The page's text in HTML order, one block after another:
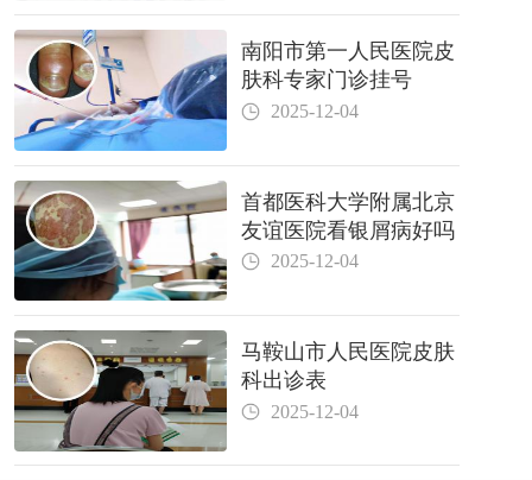
南阳市第一人民医院皮
肤科专家门诊挂号
2025-12-04
首都医科大学附属北京
友谊医院看银屑病好吗
2025-12-04
马鞍山市人民医院皮肤
科出诊表
2025-12-04